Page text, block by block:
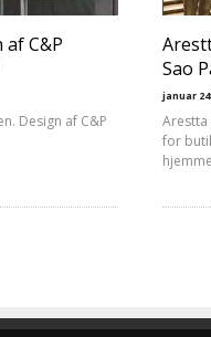
C&P
Design af C&P
Sao
januar
for